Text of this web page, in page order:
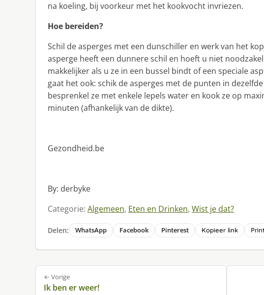
na koeling, bij voorkeur met het kookvocht invriezen.
Hoe bereiden?
Schil de asperges met een dunschiller en werk van het
asperge heeft een dunnere schil en hoeft u niet
makkelijker als u ze in een bussel bindt of een speciale
gaat het ook: schik de asperges met de punten in
besprenkel ze met enkele lepels water en kook ze op
minuten (afhankelijk van de dikte).
Gezondheid.be
By: derbyke
Categorie: Algemeen, Eten en Drinken, Wist je dat?
Delen: WhatsApp Facebook Pinterest Kopieer link
Bericht
navigatie
← Vorige
Ik ben er weer!